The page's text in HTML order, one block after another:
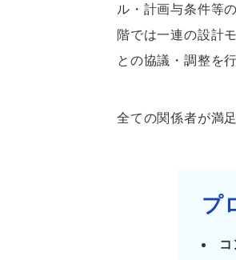
ル・計画与条件等
階では一連の設計
との協議・調整を
全ての関係者が満
プ